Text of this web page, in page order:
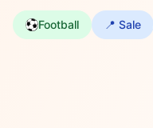
Football 📍 Sale